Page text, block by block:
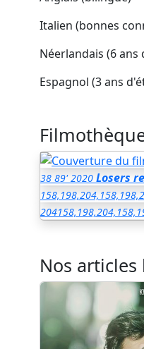
Italien (bonnes
Néerlandais (6 ans
Espagnol (3 ans
38 89' 2020 Losers
204
Nos articles